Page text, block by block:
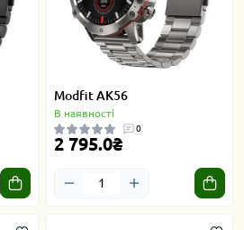
Modfit AK56
В наявності
0
2 795.0₴